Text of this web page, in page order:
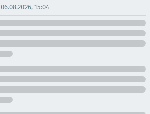
06.08.2026, 15:04